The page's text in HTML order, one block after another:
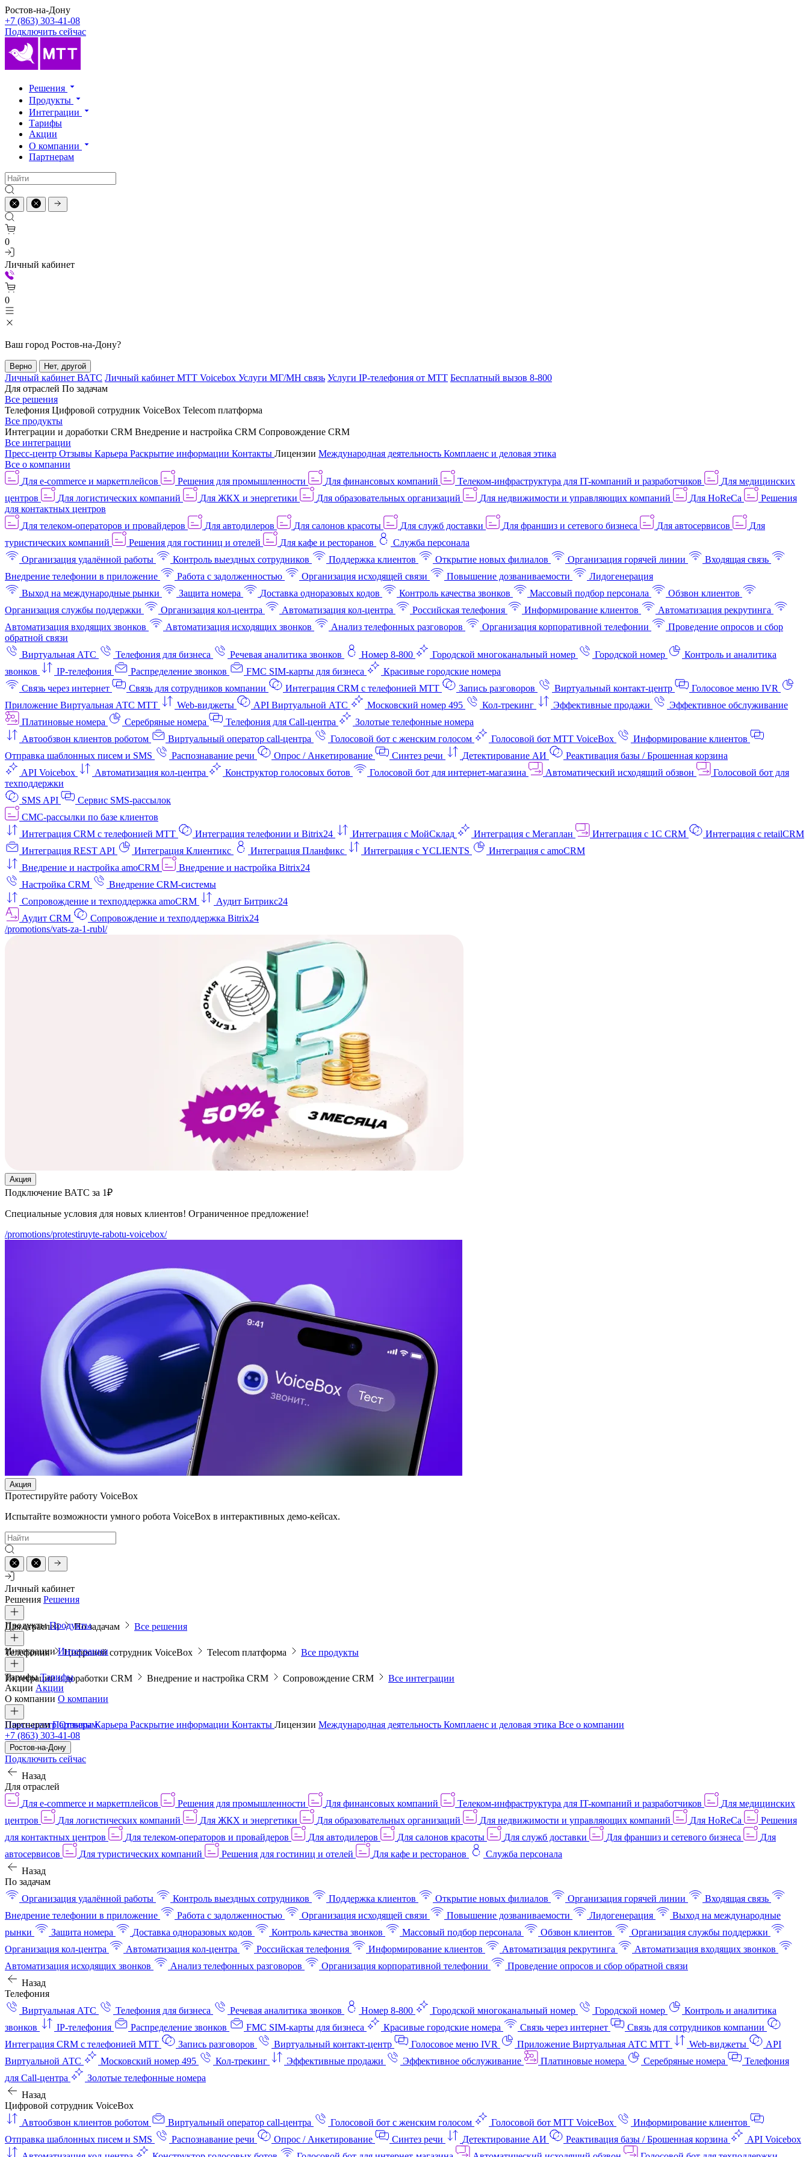
Ростов-на-Дону
+7 (863) 303-41-08
Подключить сейчас
Решения
Продукты
Интеграции
Тарифы
Акции
О компании
Партнерам
0
Личный кабинет
0
Ваш город Ростов-на-Дону?
Верно Нет, другой
Личный кабинет ВАТС Личный кабинет МТТ Voicebox Услуги МГ/МН связь Услуги IP-телефония от МТТ Бесплатный вызов 8-800
Для отраслей По задачам
Все решения
Телефония Цифровой сотрудник VoiceBox Telecom платформа
Все продукты
Интеграции и доработки CRM Внедрение и настройка CRM Сопровождение CRM
Все интеграции
Пресс-центр Отзывы Карьера Раскрытие информации Контакты Лицензии Международная деятельность Комплаенс и деловая этика
Все о компании
Для e-commerce и маркетплейсов
Решения для промышленности Для финансовых компаний Телеком-инфраструктура для IT-компаний и разработчиков
Для медицинских
центров
Для логистических компаний Для ЖКХ и энергетики Для образовательных организаций Для недвижимости и управляющих компаний Для HoReCa
Решения
для контактных центров
Для телеком-операторов и провайдеров
Для автодилеров Для салонов красоты Для служб доставки Для франшиз и сетевого бизнеса Для автосервисов
Для
туристических компаний
Решения для гостиниц и отелей Для кафе и ресторанов
Служба персонала
Организация удалённой работы
Контроль выездных сотрудников Поддержка клиентов Открытие новых филиалов Организация горячей линии
Входящая связь
Внедрение телефонии в приложение
Работа с задолженностью Организация исходящей связи Повышение дозваниваемости
Лидогенерация
Выход на международные рынки
Защита номера Доставка одноразовых кодов Контроль качества звонков Массовый подбор персонала
Обзвон клиентов
Организация службы поддержки
Организация кол-центра Автоматизация кол-центра Российская телефония Информирование клиентов
Автоматизация рекрутинга
Автоматизация входящих звонков
Автоматизация исходящих звонков Анализ телефонных разговоров Организация корпоративной телефонии
Проведение опросов и сбор
обратной связи
Виртуальная АТС
Телефония для бизнеса Речевая аналитика звонков Номер 8-800 Городской многоканальный номер Городской номер
Контроль и аналитика
звонков
IP-телефония Распределение звонков FMC SIM-карты для бизнеса
Красивые городские номера
Связь через интернет
Связь для сотрудников компании Интеграция CRM с телефонией МТТ Запись разговоров Виртуальный контакт‑центр
Голосовое меню IVR
Приложение Виртуальная АТС МТТ
Web-виджеты API Виртуальной АТС Московский номер 495 Кол-трекинг Эффективные продажи
Эффективное обслуживание
Платиновые номера
Серебряные номера Телефония для Call-центра
Золотые телефонные номера
Автообзвон клиентов роботом
Виртуальный оператор call-центра Голосовой бот с женским голосом Голосовой бот МТТ VoiceBox
Информирование клиентов
Отправка шаблонных писем и SMS
Распознавание речи Опрос / Анкетирование Синтез речи Детектирование АИ
Реактивация базы / Брошенная корзина
API Voicebox
Автоматизация кол‑центра Конструктор голосовых ботов Голосовой бот для интернет‑магазина Автоматический исходящий обзвон
Голосовой бот для
техподдержки
SMS API
Сервис SMS-рассылок
СМС-рассылки по базе клиентов
Интеграция CRM с телефонией МТТ
Интеграция телефонии и Bitrix24 Интеграция с МойСклад Интеграция с Мегаплан Интеграция с 1C CRM
Интеграция с retailCRM
Интеграция REST API
Интеграция Клиентикс Интеграция Планфикс Интеграция с YCLIENTS
Интеграция с amoCRM
Внедрение и настройка amoCRM
Внедрение и настройка Bitrix24
Настройка CRM
Внедрение CRM-системы
Сопровождение и техподдержка amoCRM
Аудит Битрикс24
Аудит CRM
Сопровождение и техподдержка Bitrix24
/promotions/vats-za-1-rubl/
Акция
Подключение ВАТС за 1₽
Специальные условия для новых клиентов! Ограниченное предложение!
/promotions/protestiruyte-rabotu-voicebox/
Акция
Протестируйте работу VoiceBox
Испытайте возможности умного робота VoiceBox в интерактивных демо-кейсах.
Личный кабинет
Решения Решения
Для отраслей По задачам Все решения
ПродуктыПродукты
Телефония Цифровой сотрудник VoiceBox Telecom платформа Все продукты
ИнтеграцииИнтеграции
Интеграции и доработки CRM Внедрение и настройка CRM Сопровождение CRM Все интеграции
ТарифыТарифы
Акции Акции
О компании О компании
Пресс-центрОтзывыКарьера Раскрытие информации Контакты Лицензии Международная деятельность Комплаенс и деловая этика Все о компании
ПартнерамПартнерам
+7 (863) 303-41-08
Ростов-на-Дону
Подключить сейчас
Назад
Для отраслей
Для e-commerce и маркетплейсов
Решения для промышленности Для финансовых компаний Телеком-инфраструктура для IT-компаний и разработчиков
Для медицинских
центров
Для логистических компаний Для ЖКХ и энергетики Для образовательных организаций Для недвижимости и управляющих компаний Для HoReCa
Решения
для контактных центров
Для телеком-операторов и провайдеров Для автодилеров Для салонов красоты Для служб доставки Для франшиз и сетевого бизнеса
Для
автосервисов
Для туристических компаний Решения для гостиниц и отелей Для кафе и ресторанов
Служба персонала
Назад
По задачам
Организация удалённой работы
Контроль выездных сотрудников Поддержка клиентов Открытие новых филиалов Организация горячей линии
Входящая связь
Внедрение телефонии в приложение
Работа с задолженностью Организация исходящей связи Повышение дозваниваемости Лидогенерация
Выход на международные
рынки
Защита номера Доставка одноразовых кодов Контроль качества звонков Массовый подбор персонала Обзвон клиентов
Организация службы поддержки
Организация кол-центра
Автоматизация кол-центра Российская телефония Информирование клиентов Автоматизация рекрутинга
Автоматизация входящих звонков
Автоматизация исходящих звонков
Анализ телефонных разговоров Организация корпоративной телефонии
Проведение опросов и сбор обратной связи
Назад
Телефония
Виртуальная АТС
Телефония для бизнеса Речевая аналитика звонков Номер 8-800 Городской многоканальный номер Городской номер
Контроль и аналитика
звонков
IP-телефония Распределение звонков FMC SIM-карты для бизнеса Красивые городские номера Связь через интернет
Связь для сотрудников компании
Интеграция CRM с телефонией МТТ
Запись разговоров Виртуальный контакт‑центр Голосовое меню IVR Приложение Виртуальная АТС МТТ Web-виджеты
API
Виртуальной АТС
Московский номер 495 Кол-трекинг Эффективные продажи Эффективное обслуживание Платиновые номера Серебряные номера
Телефония
для Call-центра
Золотые телефонные номера
Назад
Цифровой сотрудник VoiceBox
Автообзвон клиентов роботом
Виртуальный оператор call-центра Голосовой бот с женским голосом Голосовой бот МТТ VoiceBox
Информирование клиентов
Отправка шаблонных писем и SMS
Распознавание речи Опрос / Анкетирование Синтез речи Детектирование АИ Реактивация базы / Брошенная корзина
API Voicebox